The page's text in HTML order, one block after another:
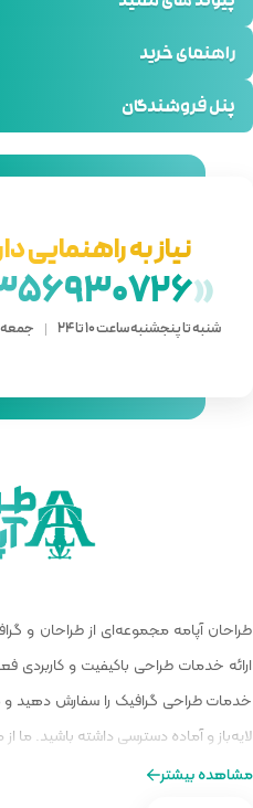
»
ساعت 12 تا 24
گرافیست‌های حرفه‌ای است که با هدف
می‌کند. در آپامه می‌توانید انواع
همچنین به مجموعه‌ای از فایل‌های
مرحله ثبت سفارش تا تحویل نهایی در
از طراحی را برایتان فراهم کنیم.